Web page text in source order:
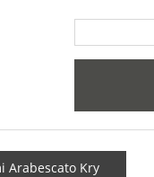
Arabescato Kry